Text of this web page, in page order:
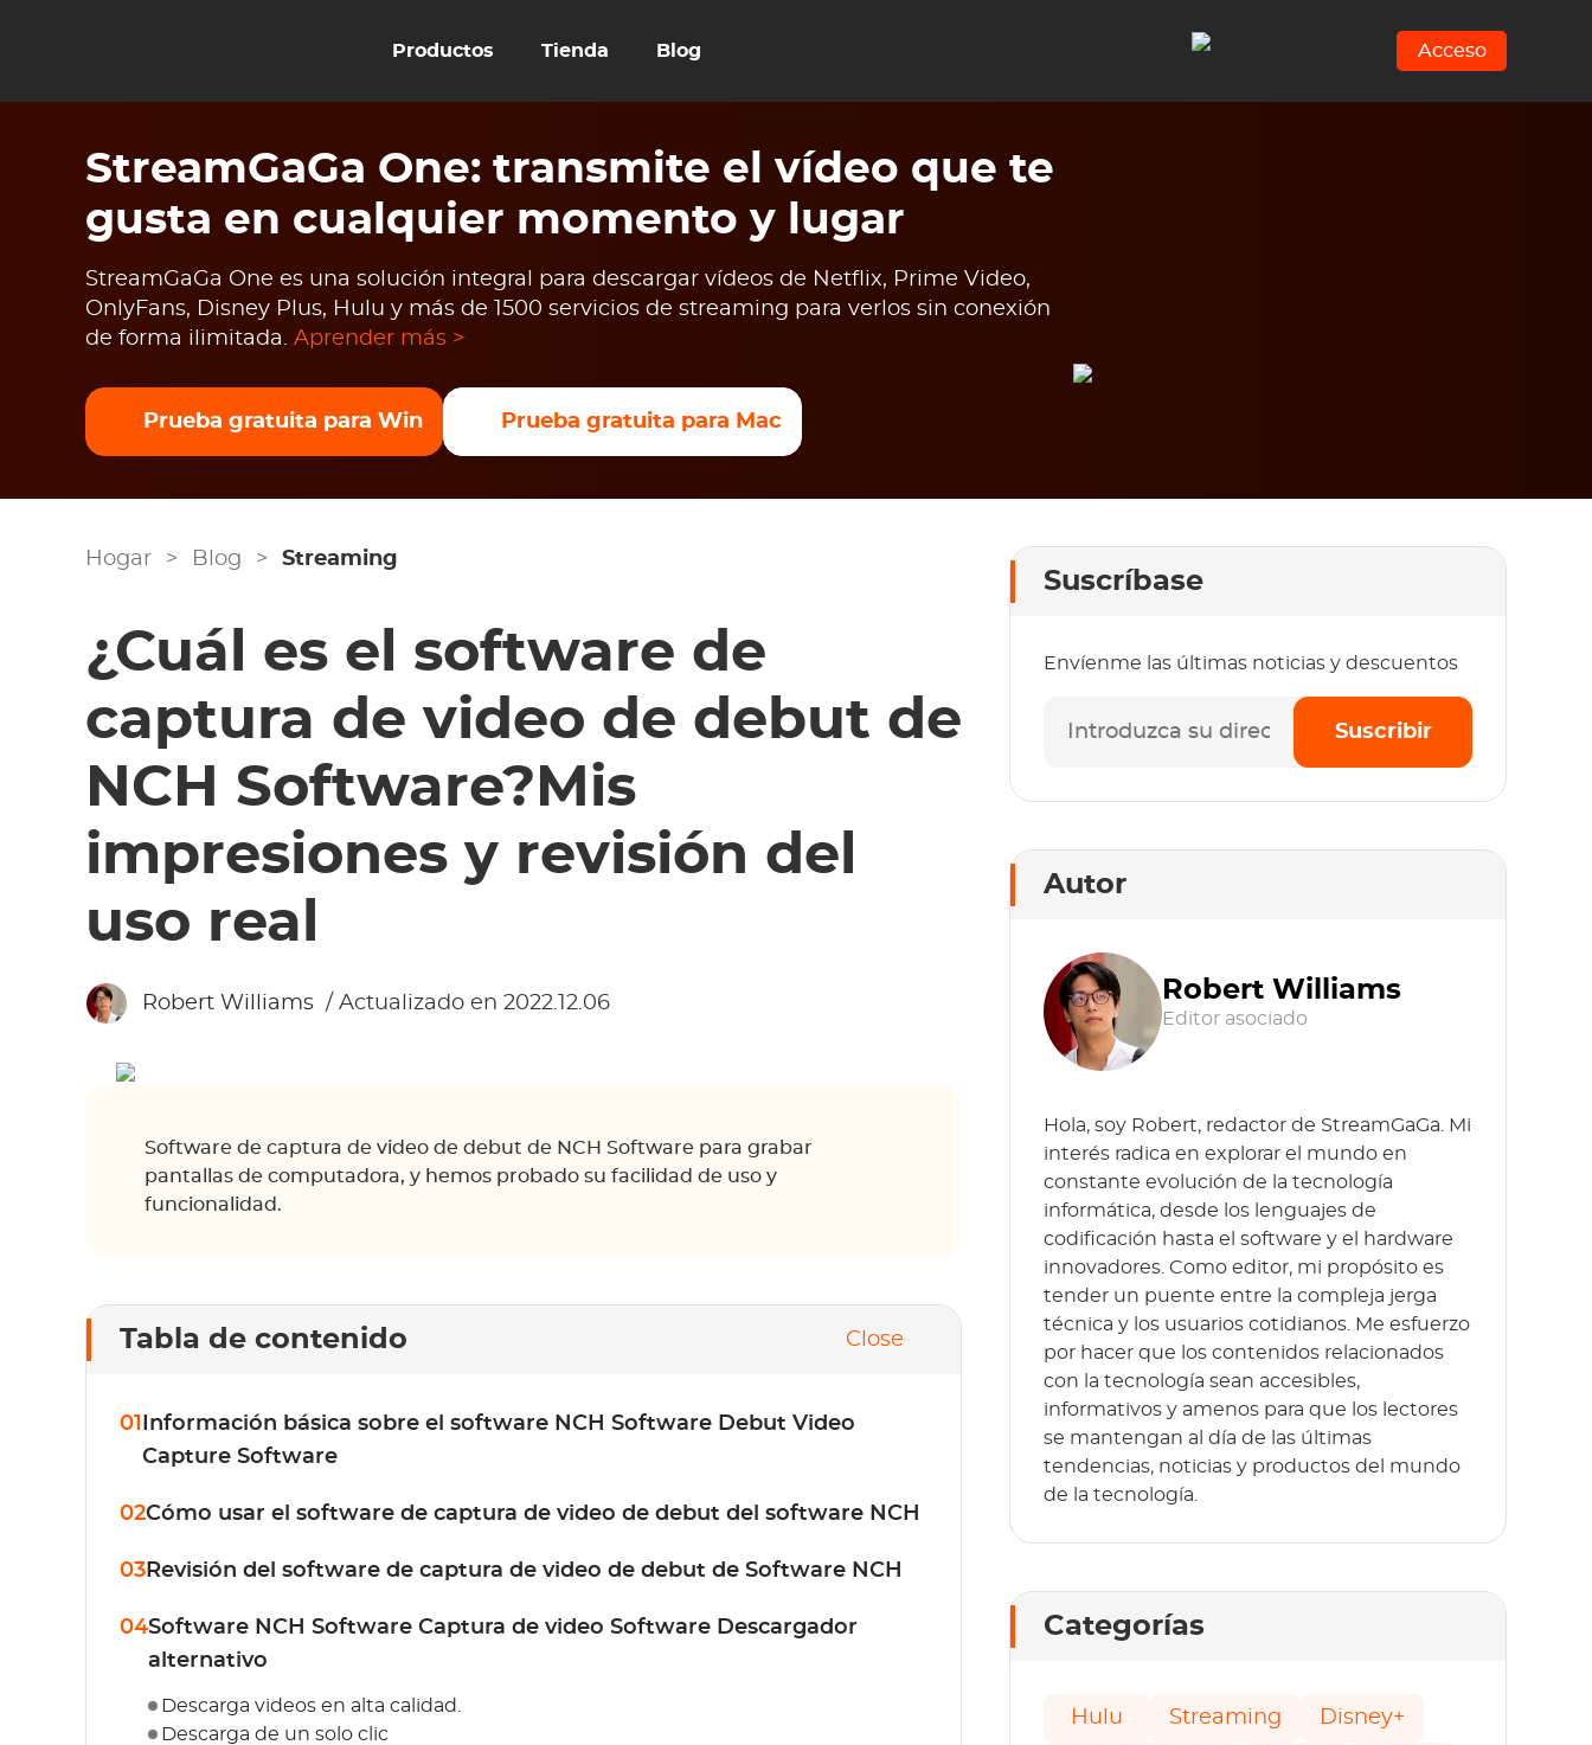
Productos Tienda Blog Acceso
StreamGaGa One: transmite el vídeo que te
gusta en cualquier momento y lugar
StreamGaGa One es una solución integral para descargar vídeos de Netflix, Prime Video,
OnlyFans, Disney Plus, Hulu y más de 1500 servicios de streaming para verlos sin conexión
de forma ilimitada. Aprender más >
Prueba gratuita para Win Prueba gratuita para Mac
Hogar > Blog > Streaming
¿Cuál es el software de
captura de video de debut de
NCH Software?Mis
impresiones y revisión del
uso real
Robert Williams / Actualizado en 2022.12.06
Software de captura de video de debut de NCH Software para grabar
pantallas de computadora, y hemos probado su facilidad de uso y
funcionalidad.
Tabla de contenido Close
01
Información básica sobre el software NCH Software Debut Video
Capture Software
02Cómo usar el software de captura de video de debut del software NCH
03 Revisión del software de captura de video de debut de Software NCH
04Software NCH Software Captura de video Software Descargador
alternativo
Descarga videos en alta calidad.
Descarga de un solo clic
Suscríbase
Envíenme las últimas noticias y descuentos
Suscribir
Autor
Robert Williams
Editor asociado
Hola, soy Robert, redactor de StreamGaGa. Mi
interés radica en explorar el mundo en
constante evolución de la tecnología
informática, desde los lenguajes de
codificación hasta el software y el hardware
innovadores. Como editor, mi propósito es
tender un puente entre la compleja jerga
técnica y los usuarios cotidianos. Me esfuerzo
por hacer que los contenidos relacionados
con la tecnología sean accesibles,
informativos y amenos para que los lectores
se mantengan al día de las últimas
tendencias, noticias y productos del mundo
de la tecnología.
Categorías
Hulu Streaming Disney+